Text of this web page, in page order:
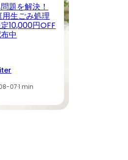
題を解決！
用生ごみ処理
10,000円OFF
中
07·1 min